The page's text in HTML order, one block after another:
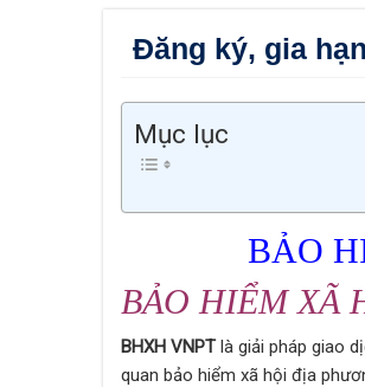
Đăng ký, gia
Mục lục
BẢO
BẢO HIỂM XÃ
BHXH VNPTlà giải pháp giao
quan bảo hiểm xã hội địa